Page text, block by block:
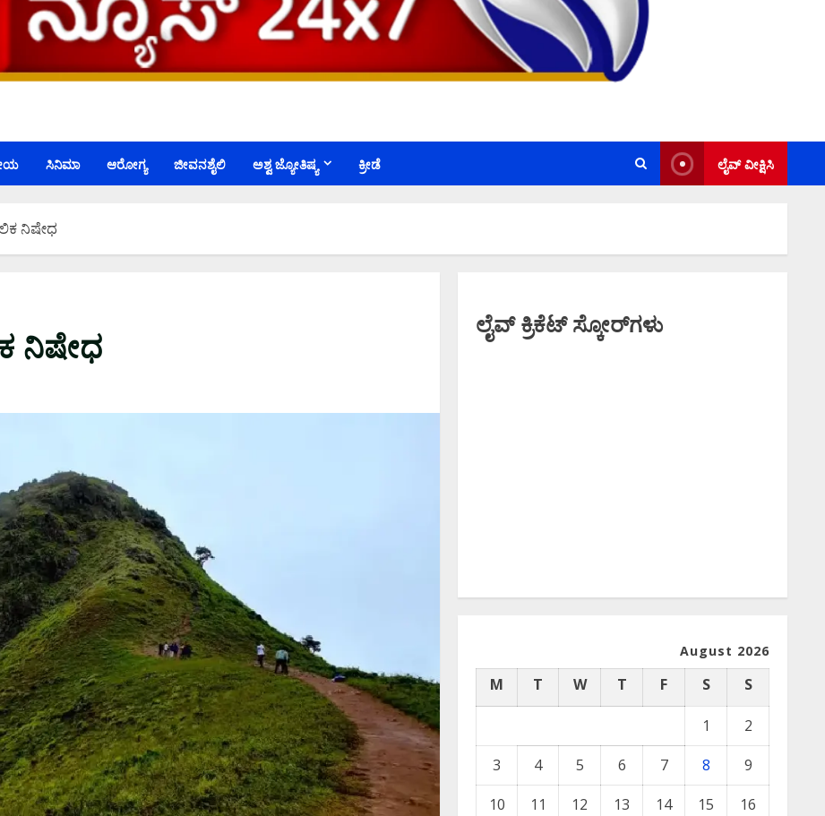
ಸಿನಿಮಾ ಆರೋಗ್ಯ ಜೀವನಶೈಲಿ ಅಶ್ವ ಜ್ಯೋತಿಷ್ಯ ಕ್ರೀಡೆ ಲೈವ್ ವೀಕ್ಷಿಸಿ
ನಿಷೇಧ
ನಿಷೇಧ ಲೈವ್ ಕ್ರಿಕೆಟ್ ಸ್ಕೋರ್‌ಗಳು
August 2026
M T W T F S S
1
2
3
4 5 6 7 8
9
10
11 12 13 14 15
16